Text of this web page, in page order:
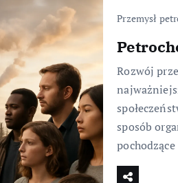
Przemysł
Rozwój
sposób